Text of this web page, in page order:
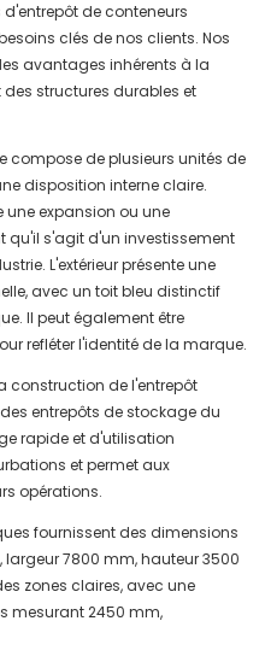
de conteneurs
clés de nos clients. Nos
avantages inhérents à la
structures durables et
compose de plusieurs unités de
disposition interne claire.
expansion ou une
s'agit d'un investissement
L'extérieur présente une
avec un toit bleu distinctif
Il peut également être
refléter l'identité de la marque.
construction de l'entrepôt
entrepôts de stockage du
rapide et d'utilisation
et permet aux
opérations.
fournissent des dimensions
7800 mm, hauteur 3500
zones claires, avec une
mesurant 2450 mm,